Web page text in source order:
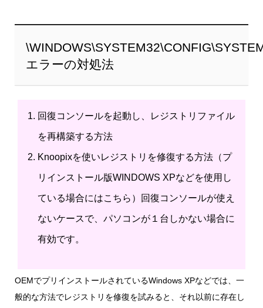
エラーの対処法
回復コンソールを起動し、レジストリファイル
を再構築する方法
Knoopixを使いレジストリを修復する方法（プ
リインストール版WINDOWS XPなどを使用し
ている場合にはこちら）回復コンソールが使え
ないケースで、パソコンが１台しかない場合に
有効です。
OEMでプリインストールされているWindows XPなどでは、一
般的な方法でレジストリを修復を試みると、それ以前に存在し